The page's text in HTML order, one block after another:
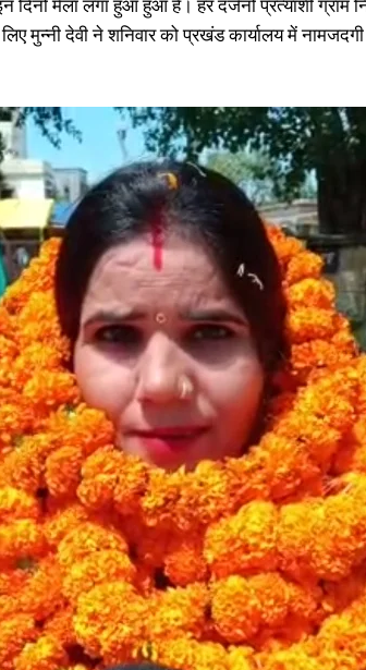
मेला लगा हुआ हुआ है। हर दर्जनों प्रत्याशी
मुन्नी देवी ने शनिवार को प्रखंड कार्यालय में